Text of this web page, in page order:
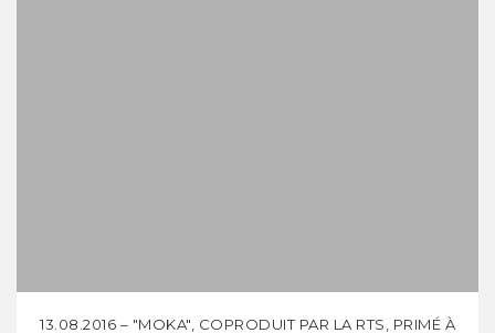
13.08.2016 – "MOKA", COPRODUIT PAR LA RTS, PRIMÉ À